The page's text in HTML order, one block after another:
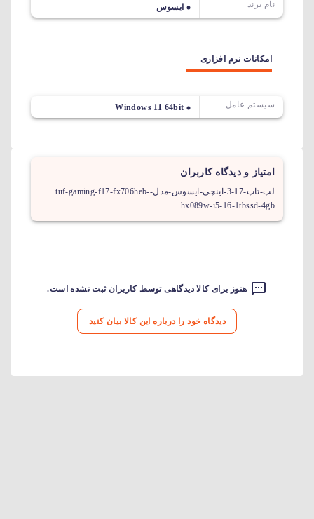
نام برند ایسوس
امکانات نرم افزاری
سیستم عامل Windows 11 64bit
امتیاز و دیدگاه کاربران
لپ-تاپ-17-3-اینچی-ایسوس-مدل-tuf-gaming-f17-fx706heb-
hx089w-i5-16-1tbssd-4gb
هنوز برای کالا دیدگاهی توسط کاربران ثبت نشده است.
دیدگاه خود را درباره این کالا بیان کنید